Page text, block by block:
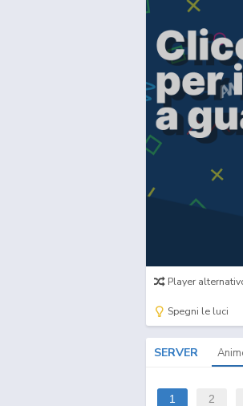
Player
Spegni le luci
SERVER
1 2